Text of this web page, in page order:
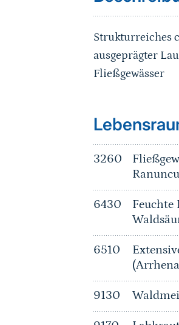
Strukturreiches
ausgeprägter
Fließgewässer
Sprungmarke
3260
6430
Feuchte
6510
9130